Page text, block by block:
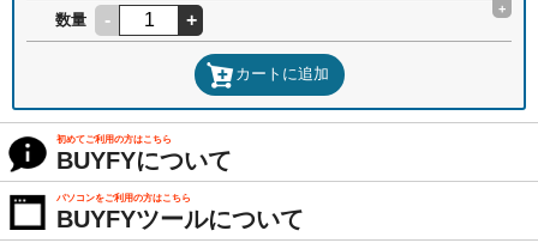
数量 - +
+
カートに追加
初めてご利用の方はこちら
BUYFYについて
パソコンをご利用の方はこちら
BUYFYツールについて